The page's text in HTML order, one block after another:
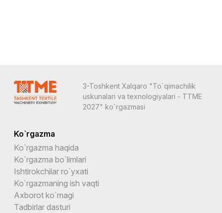
3-Toshkent Xalqaro "To`qimachilik
uskunalari va texnologiyalari - TTME
2027" ko`rgazmasi
Ko`rgazma
Ko`rgazma haqida
Ko`rgazma bo`limlari
Ishtirokchilar ro`yxati
Ko`rgazmaning ish vaqti
Axborot ko`magi
Tadbirlar dasturi